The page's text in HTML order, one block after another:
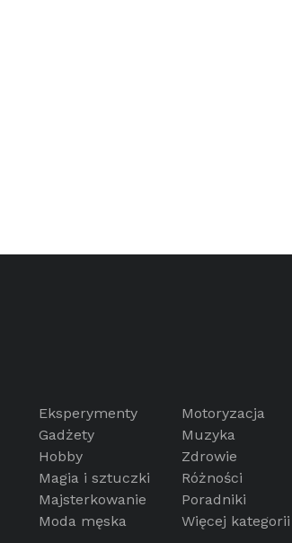
Eksperymenty
Gadżety
Hobby
Magia i sztuczki
Majsterkowanie
Moda męska
Motoryzacja
Muzyka
Zdrowie
Różności
Poradniki
Więcej kategorii